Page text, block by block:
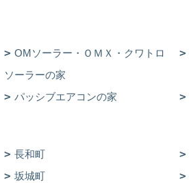
OMソーラー・ＯＭＸ・クワトロ
ソーラーの家
パッシブエアコンの家
長和町
坂城町